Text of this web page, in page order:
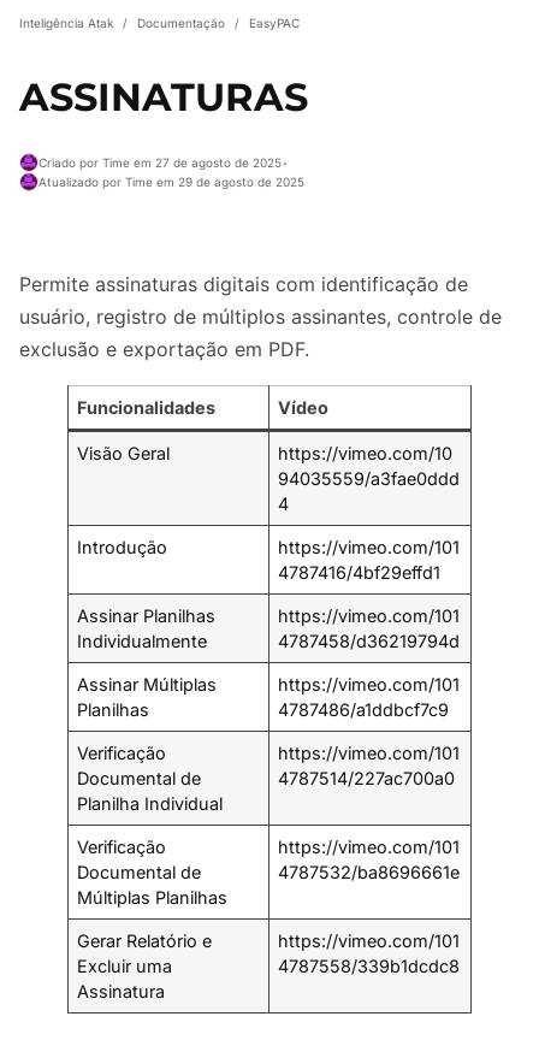
Inteligência Atak / Documentação / EasyPAC
ASSINATURAS
Criado por Time em 27 de agosto de 2025•
Atualizado por Time em 29 de agosto de 2025
Permite assinaturas digitais com identificação de
usuário, registro de múltiplos assinantes, controle de
exclusão e exportação em PDF.
Funcionalidades Vídeo
Visão Geral
https://vimeo.com/10
94035559/a3fae0ddd
4
Introdução
https://vimeo.com/101
4787416/4bf29effd1
Assinar Planilhas
Individualmente
https://vimeo.com/101
4787458/d36219794d
Assinar Múltiplas
Planilhas
https://vimeo.com/101
4787486/a1ddbcf7c9
Verificação
Documental de
Planilha Individual
https://vimeo.com/101
4787514/227ac700a0
Verificação
Documental de
Múltiplas Planilhas
https://vimeo.com/101
4787532/ba8696661e
Gerar Relatório e
Excluir uma
Assinatura
https://vimeo.com/101
4787558/339b1dcdc8